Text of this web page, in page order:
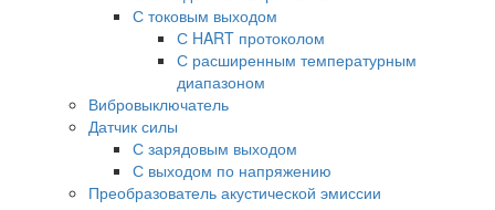
С токовым выходом
С HART протоколом
С расширенным температурным
диапазоном
Вибровыключатель
Датчик силы
С зарядовым выходом
С выходом по напряжению
Преобразователь акустической эмиссии